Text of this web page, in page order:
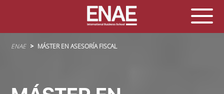
Sobrescribir enlaces de ayuda a la navegación
ENAE MÁSTER EN ASESORÍA FISCAL